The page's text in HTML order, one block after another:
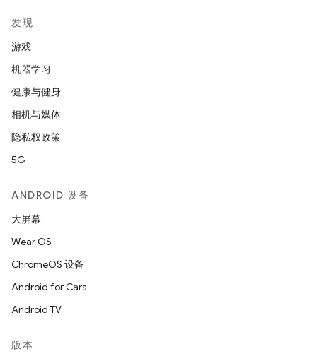
发现
游戏
机器学习
健康与健身
相机与媒体
隐私权政策
5G
ANDROID 设备
大屏幕
Wear OS
ChromeOS 设备
Android for Cars
Android TV
版本